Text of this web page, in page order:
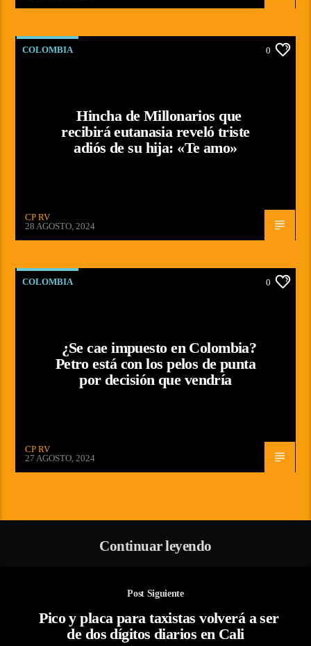
COLOMBIA 0
Hincha de Millonarios que
recibirá eutanasia reveló triste
adiós de su hija: «Te amo»
CP RV
28 AGOSTO, 2024
COLOMBIA 0
¿Se cae impuesto en Colombia?
Petro está con los pelos de punta
por decisión que vendría
CP RV
27 AGOSTO, 2024
Continuar leyendo
Post Siguiente
Pico y placa para taxistas volverá a ser
de dos dígitos diarios en Cali